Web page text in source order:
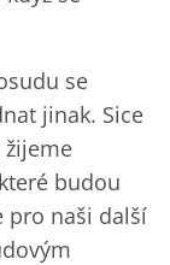
se
jinak. Sice
budou
pro naši další